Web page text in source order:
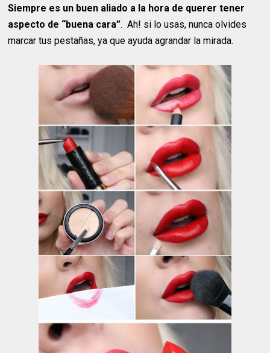
Siempre es un buen aliado a la hora de querer tener
aspecto de “buena cara”. Ah! si lo usas, nunca olvides
marcar tus pestañas, ya que ayuda agrandar la mirada.